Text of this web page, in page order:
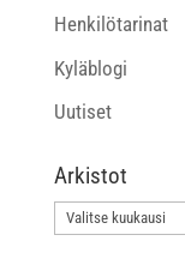
Henkilötarinat
Kyläblogi
Uutiset
Arkistot
Arkistot